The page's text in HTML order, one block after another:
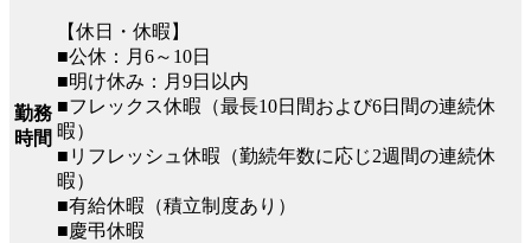
勤務
時間
【休日・休暇】
■公休：月6～10日
■明け休み：月9日以内
■フレックス休暇（最長10日間および6日間の連続休
暇）
■リフレッシュ休暇（勤続年数に応じ2週間の連続休
暇）
■有給休暇（積立制度あり）
■慶弔休暇